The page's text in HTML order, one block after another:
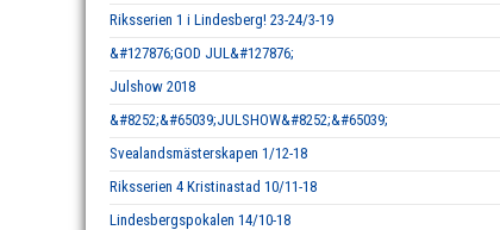
Riksserien 1 i Lindesberg! 23-24/3-19
&#127876;GOD JUL&#127876;
Julshow 2018
&#8252;&#65039;JULSHOW&#8252;&#65039;
Svealandsmästerskapen 1/12-18
Riksserien 4 Kristinastad 10/11-18
Lindesbergspokalen 14/10-18